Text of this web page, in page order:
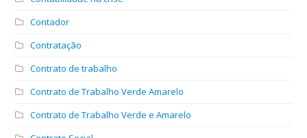
Contador
Contratação
Contrato de trabalho
Contrato de Trabalho Verde Amarelo
Contrato de Trabalho Verde e Amarelo